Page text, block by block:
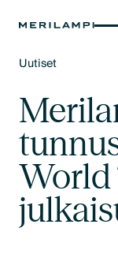
Uutiset
World